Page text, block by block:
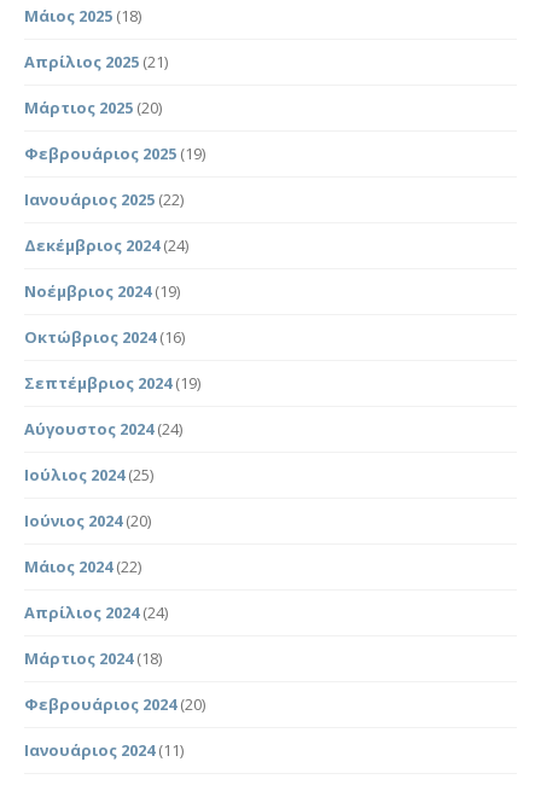
Μάιος 2025 (18)
Απρίλιος 2025 (21)
Μάρτιος 2025 (20)
Φεβρουάριος 2025 (19)
Ιανουάριος 2025 (22)
Δεκέμβριος 2024(24)
Νοέμβριος 2024(19)
Οκτώβριος 2024(16)
Σεπτέμβριος 2024(19)
Αύγουστος 2024(24)
Ιούλιος 2024(25)
Ιούνιος 2024(20)
Μάιος 2024(22)
Απρίλιος 2024(24)
Μάρτιος 2024(18)
Φεβρουάριος 2024(20)
Ιανουάριος 2024(11)